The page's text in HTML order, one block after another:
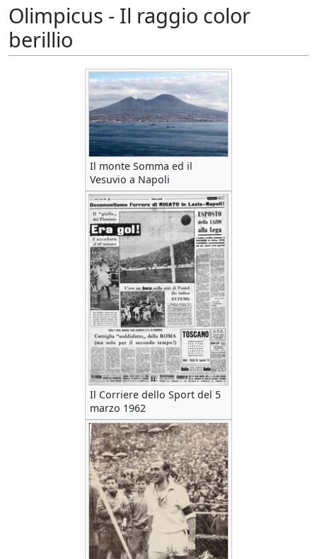
Olimpicus - Il raggio color
berillio
Il monte Somma ed il
Vesuvio a Napoli
Il Corriere dello Sport del 5
marzo 1962